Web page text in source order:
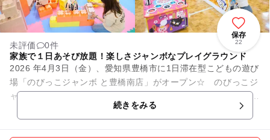
保存
22
未評価
0件
家族で１日あそび放題！楽しさジャンボなプレイグラウンド
2026 年4月3日（金）、愛知県豊橋市に1日滞在型こどもの遊び
場「のびっこジャンボ と豊橋南店」がオープン☆ のびっこジ
ャンボは、０歳から12 歳までの子どもとそのファミリーを対象
続きをみる